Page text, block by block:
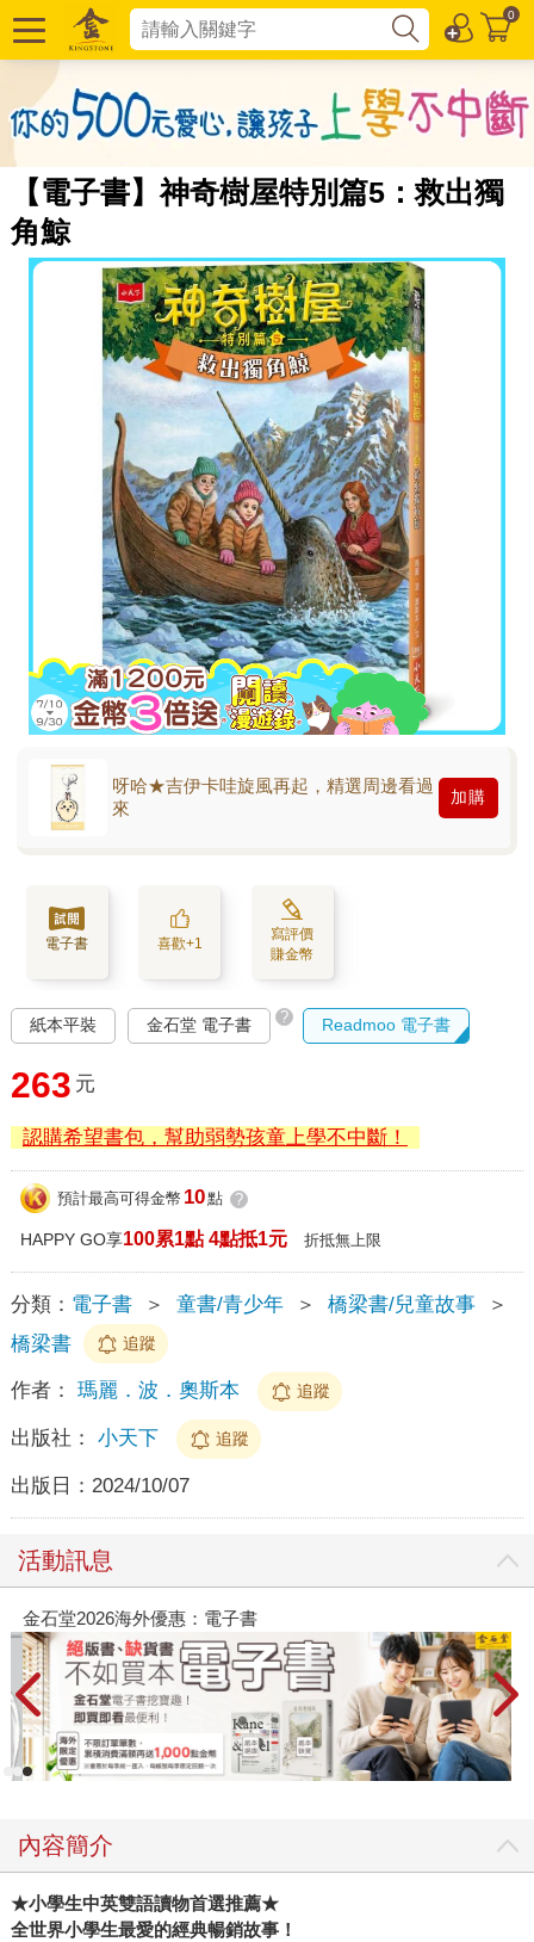
0
【電子書】神奇樹屋特別篇5：救出獨
角鯨
呀哈★吉伊卡哇旋風再起，精選周邊看過
來
加購
電子書 喜歡+1
寫評價
賺金幣
紙本平裝 金石堂 電子書 ? Readmoo 電子書
263 元
認購希望書包，幫助弱勢孩童上學不中斷！
預計最高可得金幣 10點 ?
HAPPY GO享100累1點 4點抵1元 折抵無上限
分類： 電子書 ＞ 童書/青少年 ＞ 橋梁書/兒童故事
＞
橋梁書
追蹤
作者： 瑪麗．波．奧斯本 追蹤
出版社： 小天下 追蹤
出版日： 2024/10/07
活動訊息
金石堂2026海外優惠：電子書
內容簡介
★小學生中英雙語讀物首選推薦★
全世界小學生最愛的經典暢銷故事！